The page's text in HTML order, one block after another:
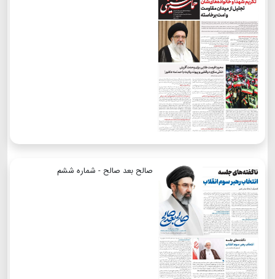
صالح بعد صالح - شماره ششم